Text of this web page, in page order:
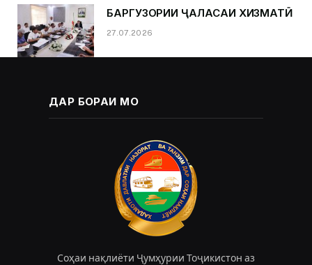
БАРГУЗОРИИ ҶАЛАСАИ ХИЗМАТӢ
27.07.2026
ДАР БОРАИ МО
Соҳаи нақлиёти Ҷумҳурии Тоҷикистон аз